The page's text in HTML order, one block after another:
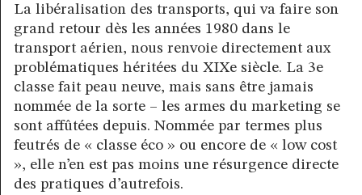
La libéralisation des transports, qui va faire son
grand retour dès les années 1980 dans le
transport aérien, nous renvoie directement aux
problématiques héritées du XIXe siècle. La 3e
classe fait peau neuve, mais sans être jamais
nommée de la sorte – les armes du marketing se
sont affûtées depuis. Nommée par termes plus
feutrés de « classe éco » ou encore de « low cost
», elle n’en est pas moins une résurgence directe
des pratiques d’autrefois.